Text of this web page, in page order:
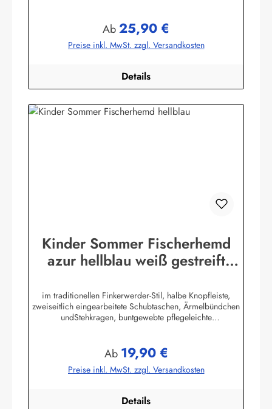
Wittmundinfo@modas-bekleidung.de
Regulärer Preis:
Ab25,90 €
Preise inkl. MwSt. zzgl. Versandkosten
Details
Kinder Sommer Fischerhemd
azur hellblau weiß gestreift
im traditionellen Finkerwerder-Stil, halbe Knopfleiste,
zweiseitlich eingearbeitete Schubtaschen, Ärmelbündchen
undStehkragen, buntgewebte pflegeleichte
GmbHHeglitzer Str. 1226409 Wittmundinfo@modas-
bekleidung.de
Regulärer Preis:
Ab 19,90 €
Preise inkl. MwSt. zzgl. Versandkosten
Details